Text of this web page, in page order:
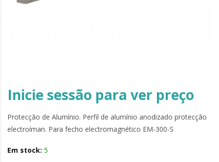
Inicie sessão para ver preço
Protecção de Alumínio. Perfil de alumínio anodizado protecção
electroíman. Para fecho electromagnético EM-300-S
Em stock: 5